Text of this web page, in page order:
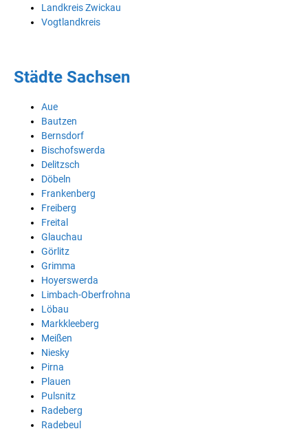
Landkreis Zwickau
Vogtlandkreis
Städte Sachsen
Aue
Bautzen
Bernsdorf
Bischofswerda
Delitzsch
Döbeln
Frankenberg
Freiberg
Freital
Glauchau
Görlitz
Grimma
Hoyerswerda
Limbach-Oberfrohna
Löbau
Markkleeberg
Meißen
Niesky
Pirna
Plauen
Pulsnitz
Radeberg
Radebeul